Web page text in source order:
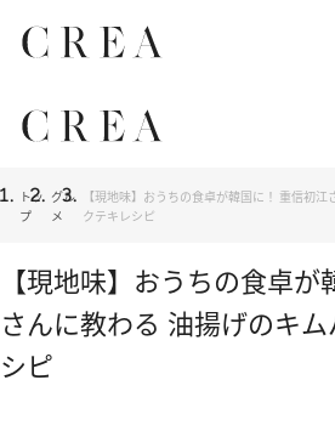
トッ
プ
グル
メ
【現地味】おうちの食卓が韓国に！ 重信初
クテキレシピ
【現地味】おうちの食卓
さんに教わる 油揚げのキ
シピ